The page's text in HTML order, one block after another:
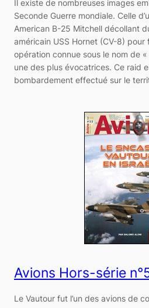
Il existe de nombreuses images
Seconde Guerre mondiale. Celle
American B-25 Mitchell décollant
américain USS Hornet (CV-8)
opération connue sous le nom de
une des plus évocatrices. Ce raid
bombardement effectué sur le
Avions Hors-série
Le Vautour fut l’un des avions de